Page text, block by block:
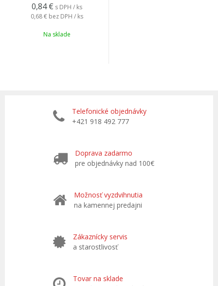
0,84 € s DPH / ks
0,68 € bez DPH / ks
Na sklade
Telefonické objednávky
+421 918 492 777
Doprava zadarmo
pre objednávky nad 100€
Možnosť vyzdvihnutia
na kamennej predajni
Zákaznícky servis
a starostlivosť
Tovar na sklade